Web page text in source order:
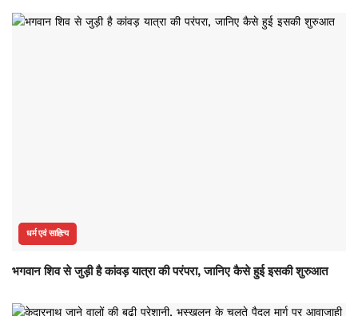
धर्म एवं साहित्य
भगवान शिव से जुड़ी है कांवड़ यात्रा की परंपरा, जानिए कैसे हुई इसकी शुरुआत